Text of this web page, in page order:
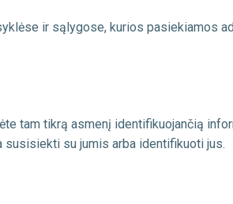
ir sąlygose, kurios pasiekiamos
tam tikrą asmenį identifikuojančią
susisiekti su jumis arba identifikuoti jus.